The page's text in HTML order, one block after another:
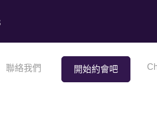
聯絡我們 開始約會吧